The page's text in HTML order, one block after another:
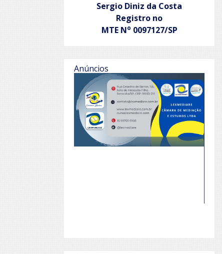
Sergio Diniz da Costa
Registro no
MTE No 0097127/SP
Anúncios